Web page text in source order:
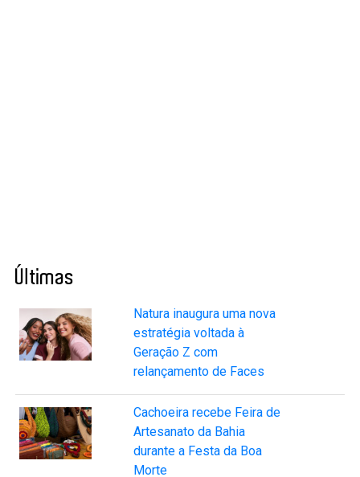
Últimas
Natura inaugura uma nova
estratégia voltada à
Geração Z com
relançamento de Faces
Cachoeira recebe Feira de
Artesanato da Bahia
durante a Festa da Boa
Morte